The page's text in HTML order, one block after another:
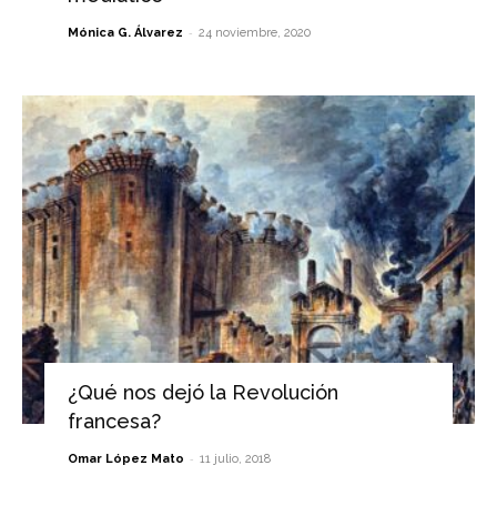
Mónica G. Álvarez - 24 noviembre, 2020
¿Qué nos dejó la Revolución
francesa?
Omar López Mato - 11 julio, 2018